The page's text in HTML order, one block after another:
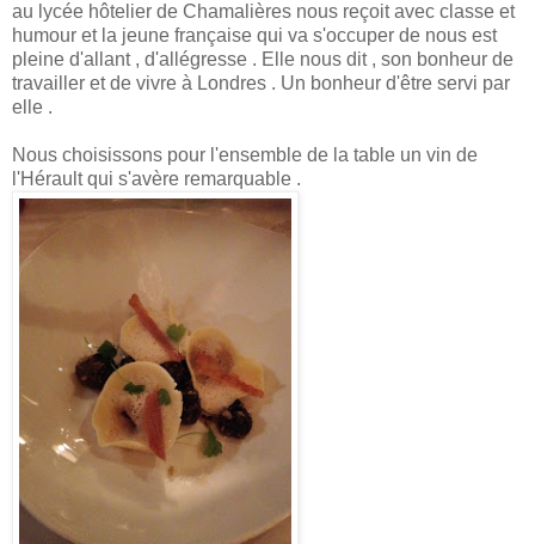
au lycée hôtelier de Chamalières nous reçoit avec classe et
humour et la jeune française qui va s'occuper de nous est
pleine d'allant , d'allégresse . Elle nous dit , son bonheur de
travailler et de vivre à Londres . Un bonheur d'être servi par
elle .
Nous choisissons pour l'ensemble de la table un vin de
l'Hérault qui s'avère remarquable .